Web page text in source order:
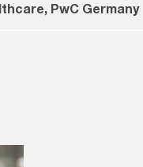
PwC Germany